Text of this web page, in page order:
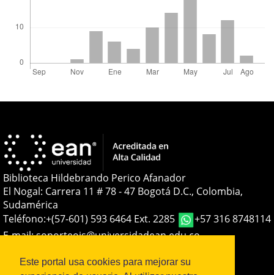
Este portal usa cookies para mejorar su
Biblioteca Hildebrando Perico Afanador
El Nogal: Carrera 11 # 78 - 47 Bogotá D.C., Colombia,
Sudamérica
Teléfono:+(57-601) 593 6464 Ext. 2285
+57 316 8748114
E-mail:soporteojs@universidadean.edu.co-